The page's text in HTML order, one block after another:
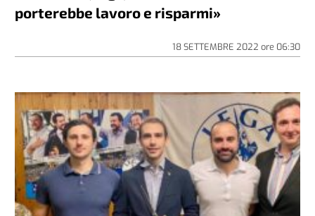
porterebbe lavoro e risparmi»
18 SETTEMBRE 2022 ore 06:30